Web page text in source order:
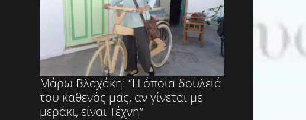
Μάρω Βλαχάκη: “Η όποια δουλειά
του καθενός μας, αν γίνεται με
μεράκι, είναι Τέχνη”